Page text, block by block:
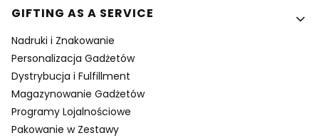
GIFTING AS A SERVICE
Nadruki i Znakowanie
Personalizacja Gadżetów
Dystrybucja i Fulfillment
Magazynowanie Gadżetów
Programy Lojalnościowe
Pakowanie w Zestawy